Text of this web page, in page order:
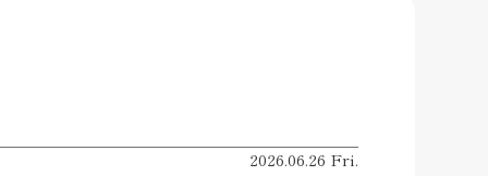
2026.06.26 Fri.